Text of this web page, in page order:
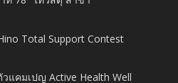
Total Support Contest
แคมเปญ Active Health Well